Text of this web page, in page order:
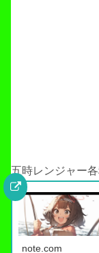
五時レンジャー
note.com